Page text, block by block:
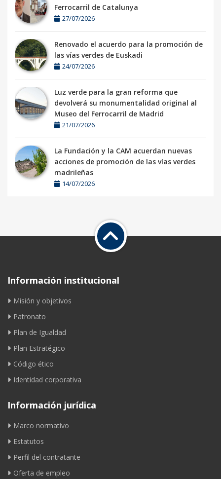
Ferrocarril de Catalunya
27/07/2026
Renovado el acuerdo para la promoción de
las vías verdes de Euskadi
24/07/2026
Luz verde para la gran reforma que
devolverá su monumentalidad original al
Museo del Ferrocarril de Madrid
21/07/2026
La Fundación y la CAM acuerdan nuevas
acciones de promoción de las vías verdes
madrileñas
14/07/2026
Información institucional
Misión y objetivos
Patronato
Plan de Igualdad
Plan Estratégico
Código ético
Identidad corporativa
Información jurídica
Marco normativo
Estatutos
Perfil del contratante
Oferta de empleo